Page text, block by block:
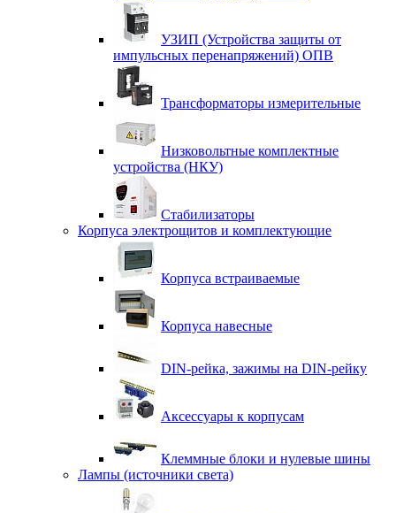
УЗИП (Устройства защиты от
импульсных перенапряжений) ОПВ
Трансформаторы измерительные
Низковольтные комплектные
устройства (НКУ)
Стабилизаторы
Корпуса электрощитов и комплектующие
Корпуса встраиваемые
Корпуса навесные
DIN-рейка, зажимы на DIN-рейку
Аксессуары к корпусам
Клеммные блоки и нулевые шины
Лампы (источники света)